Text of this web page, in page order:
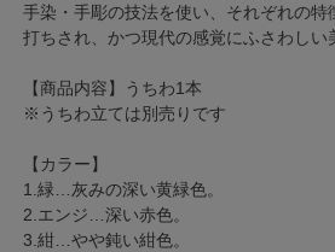
手染・手彫の技法を使い、それぞれの特
打ちされ、かつ現代の感覚にふさわしい
【商品内容】うちわ1本
※うちわ立ては別売りです
【カラー】
1.緑…灰みの深い黄緑色。
2.エンジ…深い赤色。
3.紺…やや鈍い紺色。